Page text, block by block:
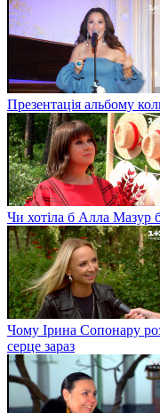
Презентація альбому
Чи хотіла б Алла Мазур
Чому Ірина Сопонару
серце зараз